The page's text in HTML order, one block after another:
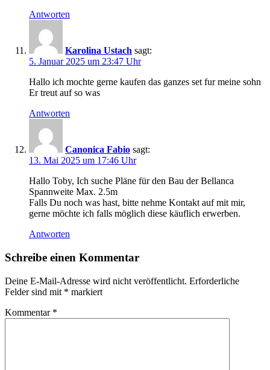
Antworten
Karolina Ustach sagt:
5. Januar 2025 um 23:47 Uhr
Hallo ich mochte gerne kaufen das ganzes set fur meine sohn
Er treut auf so was
Antworten
Canonica Fabio sagt:
13. Mai 2025 um 17:46 Uhr
Hallo Toby, Ich suche Pläne für den Bau der Bellanca
Spannweite Max. 2.5m
Falls Du noch was hast, bitte nehme Kontakt auf mit mir,
gerne möchte ich falls möglich diese käuflich erwerben.
Antworten
Schreibe einen Kommentar
Deine E-Mail-Adresse wird nicht veröffentlicht. Erforderliche
Felder sind mit * markiert
Kommentar *